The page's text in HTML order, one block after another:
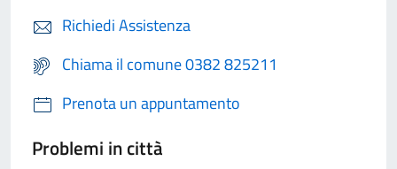
Richiedi Assistenza
Chiama il comune 0382 825211
Prenota un appuntamento
Problemi in città